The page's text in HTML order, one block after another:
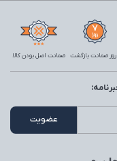
ضمانت اصل بودن کالا